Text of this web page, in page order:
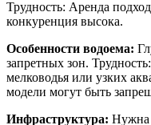
Трудность: Аренда
конкуренция высока.
Особенности водоема:
запретных зон.
мелководья или узких
модели могут быть
Инфраструктура: Нужна